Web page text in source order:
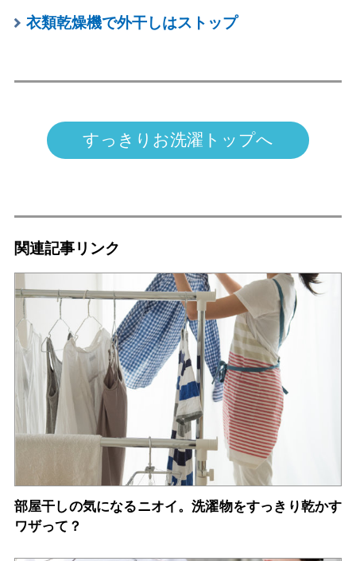
衣類乾燥機で外干しはストップ
すっきりお洗濯トップへ
関連記事リンク
部屋干しの気になるニオイ。洗濯物をすっきり乾かす
ワザって？